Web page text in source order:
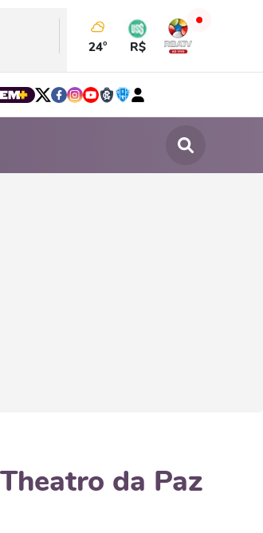
24° R$
da Paz